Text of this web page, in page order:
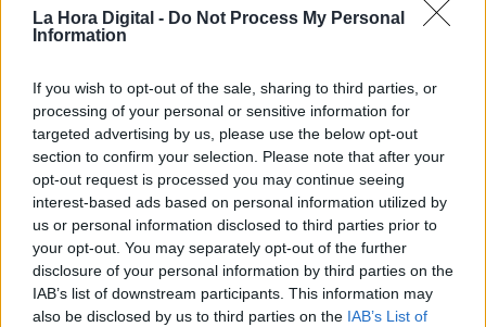
La Hora Digital - Do Not Process My Personal
Information
If you wish to opt-out of the sale, sharing to third parties, or
processing of your personal or sensitive information for
targeted advertising by us, please use the below opt-out
section to confirm your selection. Please note that after your
opt-out request is processed you may continue seeing
interest-based ads based on personal information utilized by
us or personal information disclosed to third parties prior to
your opt-out. You may separately opt-out of the further
disclosure of your personal information by third parties on the
IAB’s list of downstream participants. This information may
also be disclosed by us to third parties on the IAB’s List of
utilizó un día en el parlamento 27 adjetivos, en
realidad insultos, en diez minutos y no lo
consiguió. En inglés, que es un idioma sintético,
hay una palabra que lo logra. Se puede usar como
sustantivo, verbo o adjetivo; es positiva o negativa
según el contexto; el que la dice le da el sentido
que quiere y el que la escucha la interpreta como
le da la gana. Es “swagger” . Unos dirán que
significa arrogancia, pavoneo, fanfarroneo,
soberbia o incluso contoneo, otros que aplomo,
seguridad, o incluso carisma. Quizás atrevimiento
sea lo que más se aproxima.